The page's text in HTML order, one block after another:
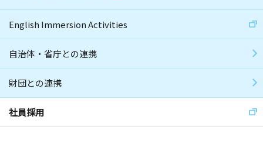
English Immersion Activities
自治体・省庁との連携
財団との連携
社員採用